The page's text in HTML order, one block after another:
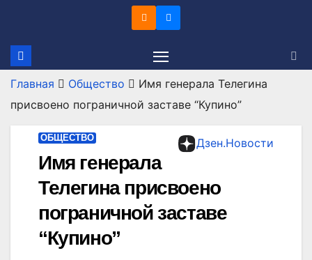
содержимому
Главная Общество
Имя генерала Телегина
присвоено пограничной заставе “Купино”
Дзен.Новости
ОБЩЕСТВО
Имя генерала
Телегина присвоено
пограничной заставе
“Купино”